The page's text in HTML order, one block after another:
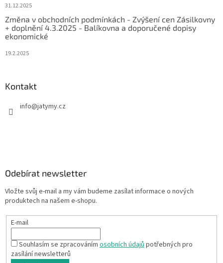
31.12.2025
Změna v obchodních podmínkách - Zvýšení cen Zásilkovny
+ doplnění 4.3.2025 - Balíkovna a doporučené dopisy
ekonomické
19.2.2025
Kontakt
info@jatymy.cz
Odebírat newsletter
Vložte svůj e-mail a my vám budeme zasílat informace o nových
produktech na našem e-shopu.
E-mail
Souhlasím se zpracovánímosobních údajůpotřebných pro
zasílání newsletterů